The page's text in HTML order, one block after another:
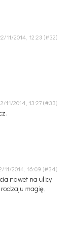
11/2014, 12:23
11/2014, 13:27
11/2014, 16:09
nawet na ulicy
magię,